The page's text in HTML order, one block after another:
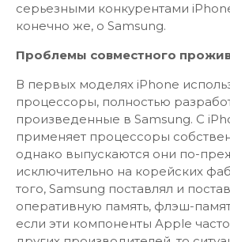
серьезными конкурентами
конечно же, о Samsung.
Проблемы совместного
В первых моделях iPhone
процессоры, полностью
произведенные в Samsung. С
применяет процессоры
однако выпускаются они по-
исключительно на корейских
того, Samsung поставлял и
оперативную память, флэш-
если эти компоненты Apple